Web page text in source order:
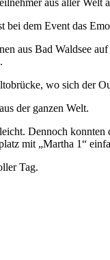
aus aller
bei dem Event das
aus Bad Waldsee
wo sich der
der ganzen Welt.
Dennoch
mit „Martha 1“
Tag.